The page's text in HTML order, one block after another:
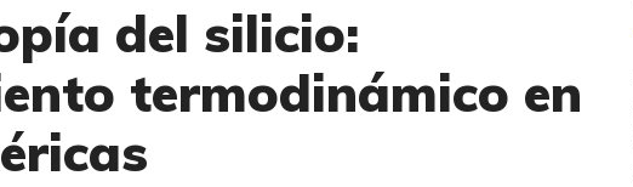
del silicio:
termodinámico en